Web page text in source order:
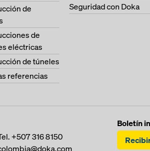
de
de
eléctricas
de túneles
referencias
Seguridad con Doka
+507 316 8150
Boletín